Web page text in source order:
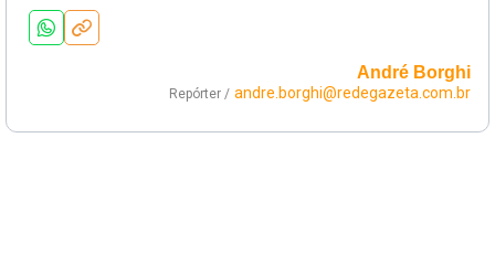
André Borghi
Repórter / andre.borghi@redegazeta.com.br